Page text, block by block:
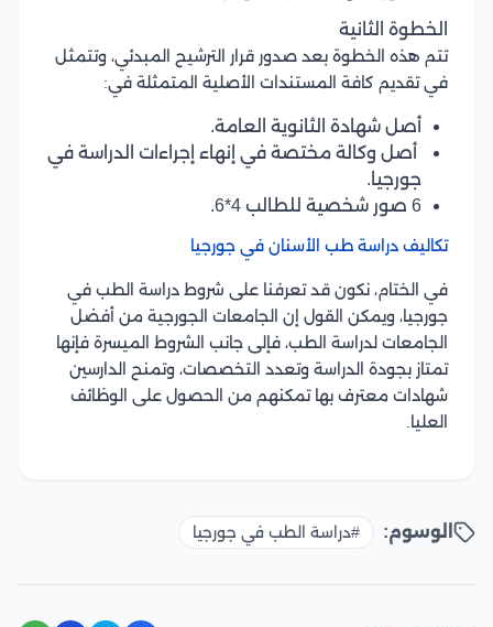
الخطوة الثانية
تتم هذه الخطوة بعد صدور قرار الترشيح المبدئي، وتتمثل
في تقديم كافة المستندات الأصلية المتمثلة في:
أصل شهادة الثانوية العامة.
أصل وكالة مختصة في إنهاء إجراءات الدراسة في
جورجيا.
6 صور شخصية للطالب 4*6.
تكاليف دراسة طب الأسنان في جورجيا
في الختام، نكون قد تعرفنا على شروط دراسة الطب في
جورجيا، ويمكن القول إن الجامعات الجورجية من أفضل
الجامعات لدراسة الطب، فإلى جانب الشروط الميسرة فإنها
تمتاز بجودة الدراسة وتعدد التخصصات، وتمنح الدارسين
شهادات معترف بها تمكنهم من الحصول على الوظائف
العليا.
الوسوم: #دراسة الطب في جورجيا